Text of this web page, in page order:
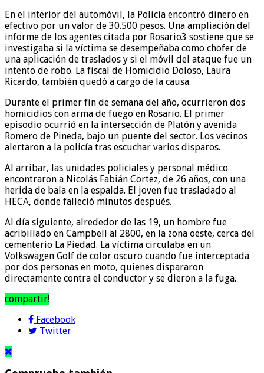
En el interior del automóvil, la Policía encontró dinero en
efectivo por un valor de 30.500 pesos. Una ampliación del
informe de los agentes citada por Rosario3 sostiene que se
investigaba si la víctima se desempeñaba como chofer de
una aplicación de traslados y si el móvil del ataque fue un
intento de robo. La fiscal de Homicidio Doloso, Laura
Ricardo, también quedó a cargo de la causa.
Durante el primer fin de semana del año, ocurrieron dos
homicidios con arma de fuego en Rosario. El primer
episodio ocurrió en la intersección de Platón y avenida
Romero de Pineda, bajo un puente del sector. Los vecinos
alertaron a la policía tras escuchar varios disparos.
Al arribar, las unidades policiales y personal médico
encontraron a Nicolás Fabián Cortez, de 26 años, con una
herida de bala en la espalda. El joven fue trasladado al
HECA, donde falleció minutos después.
Al día siguiente, alrededor de las 19, un hombre fue
acribillado en Campbell al 2800, en la zona oeste, cerca del
cementerio La Piedad. La víctima circulaba en un
Volkswagen Golf de color oscuro cuando fue interceptada
por dos personas en moto, quienes dispararon
directamente contra el conductor y se dieron a la fuga.
compartir!
Facebook
Twitter